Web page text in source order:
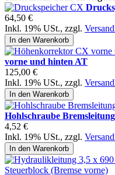
64,50 €
Inkl. 19% USt., zzgl.
In den Warenkorb
vorne und hinten AT
125,00 €
Inkl. 19% USt., zzgl.
In den Warenkorb
Hohlschraube
4,52 €
Inkl. 19% USt., zzgl.
In den Warenkorb